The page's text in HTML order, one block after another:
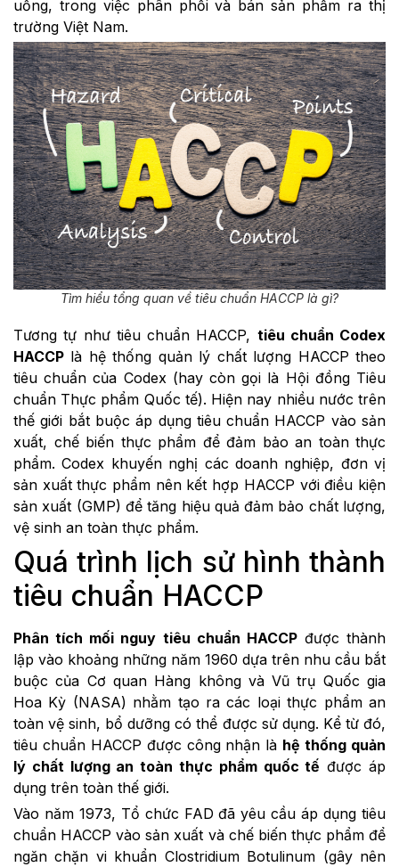
uống, trong việc phân phối và bán sản phẩm ra thị
trường Việt Nam.
Tìm hiểu tổng quan về tiêu chuẩn HACCP là gì?
Tương tự như tiêu chuẩn HACCP, tiêu chuẩn Codex
HACCP là hệ thống quản lý chất lượng HACCP theo
tiêu chuẩn của Codex (hay còn gọi là Hội đồng Tiêu
chuẩn Thực phẩm Quốc tế). Hiện nay nhiều nước trên
thế giới bắt buộc áp dụng tiêu chuẩn HACCP vào sản
xuất, chế biến thực phẩm để đảm bảo an toàn thực
phẩm. Codex khuyến nghị các doanh nghiệp, đơn vị
sản xuất thực phẩm nên kết hợp HACCP với điều kiện
sản xuất (GMP) để tăng hiệu quả đảm bảo chất lượng,
vệ sinh an toàn thực phẩm.
Quá trình lịch sử hình thành
tiêu chuẩn HACCP
Phân tích mối nguy tiêu chuẩn HACCPđược thành
lập vào khoảng những năm 1960 dựa trên nhu cầu bắt
buộc của Cơ quan Hàng không và Vũ trụ Quốc gia
Hoa Kỳ (NASA) nhằm tạo ra các loại thực phẩm an
toàn vệ sinh, bổ dưỡng có thể được sử dụng. Kể từ đó,
tiêu chuẩn HACCP được công nhận là hệ thống quản
lý chất lượng an toàn thực phẩm quốc tế được áp
dụng trên toàn thế giới.
Vào năm 1973, Tổ chức FAD đã yêu cầu áp dụng tiêu
chuẩn HACCP vào sản xuất và chế biến thực phẩm để
ngăn chặn vi khuẩn Clostridium Botulinum (gây nên